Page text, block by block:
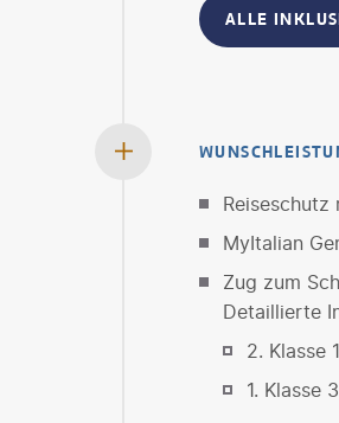
ALLE
MyItalian
Zug zum
Detaillierte
2. Klasse
1. Klasse